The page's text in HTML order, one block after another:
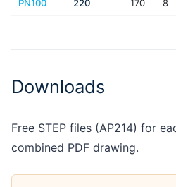
PN100 220 170 8
Downloads
Free STEP files (AP214) for
combined PDF drawing.